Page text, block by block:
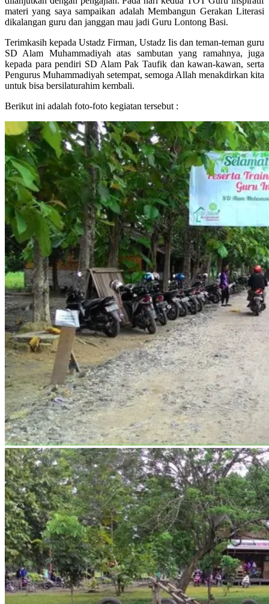
materi yang saya sampaikan adalah Membangun Gerakan Literasi
dikalangan guru dan janggan mau jadi Guru Lontong Basi.
Terimkasih kepada Ustadz Firman, Ustadz Iis dan teman-teman guru
SD Alam Muhammadiyah atas sambutan yang ramahnya, juga
kepada para pendiri SD Alam Pak Taufik dan kawan-kawan, serta
Pengurus Muhammadiyah setempat, semoga Allah menakdirkan kita
untuk bisa bersilaturahim kembali.
Berikut ini adalah foto-foto kegiatan tersebut :